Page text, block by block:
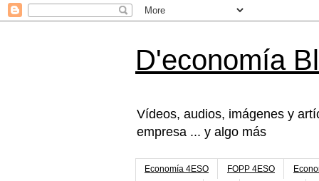
D'economía
Vídeos, audios, imágenes y
empresa ... y algo más
Economía 4ESO FOPP 4ESO